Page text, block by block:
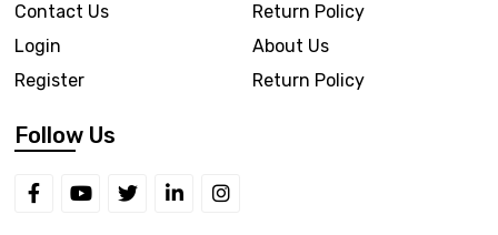
Contact Us
Login
Register
Return Policy
About Us
Return Policy
Follow Us